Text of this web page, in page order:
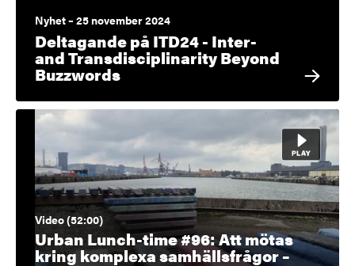
Nyhet – 25 november 2024
Deltagande på ITD24 - Inter-
and Transdisciplinarity Beyond
Buzzwords
Video (52:00)
Urban Lunch-time #96: Att mötas
kring komplexa samhällsfrågor –